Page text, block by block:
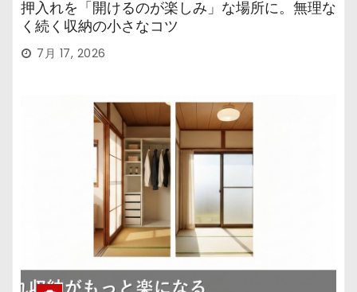
押入れを「開けるのが楽しみ」な場所に。無理な
く続く収納の小さなコツ
7月 17, 2026